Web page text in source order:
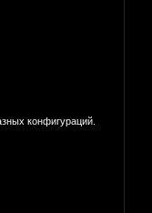
конфигураций.